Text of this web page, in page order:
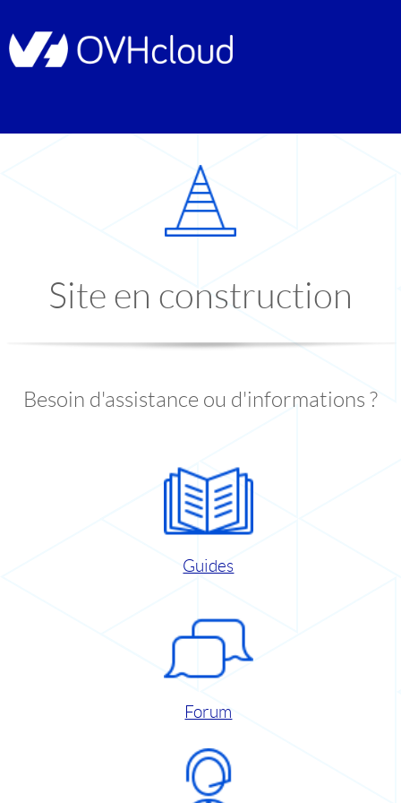
Site en construction
Besoin d'assistance ou d'informations ?
Guides
Forum